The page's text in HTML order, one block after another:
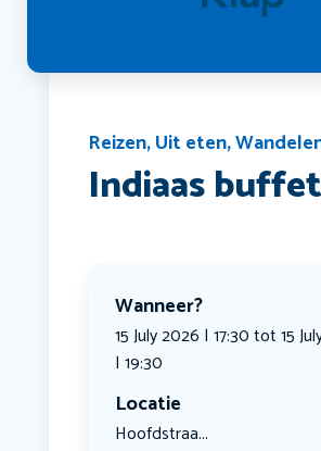
Reizen,Uit eten,
Indiaas buffet
Wanneer?
15 July 2026 | 17:30 tot 15
| 19:30
Locatie
Hoofdstraa...